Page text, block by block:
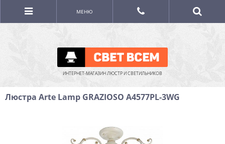
ИНТЕРНЕТ-МАГАЗИН ЛЮСТР И СВЕТИЛЬНИКОВ
МЕНЮ
Люстра Arte Lamp GRAZIOSO A4577PL-3WG